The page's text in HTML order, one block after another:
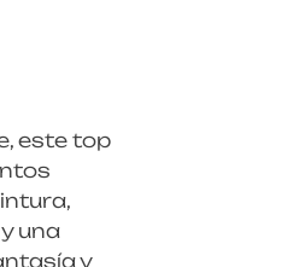
este top
una
y